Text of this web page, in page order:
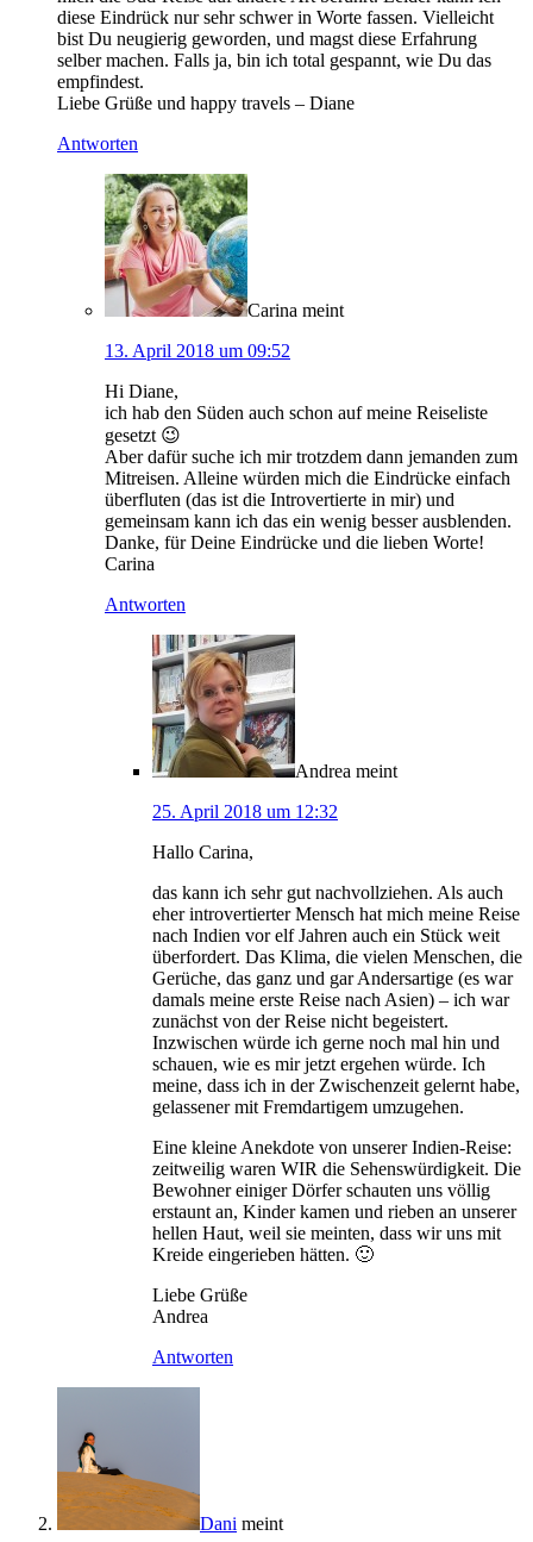
diese Eindrück nur sehr schwer in Worte fassen. Vielleicht
bist Du neugierig geworden, und magst diese Erfahrung
selber machen. Falls ja, bin ich total gespannt, wie Du das
empfindest.
Liebe Grüße und happy travels – Diane
Antworten
Carina meint
13. April 2018 um 09:52
Hi Diane,
ich hab den Süden auch schon auf meine Reiseliste
gesetzt 😉
Aber dafür suche ich mir trotzdem dann jemanden zum
Mitreisen. Alleine würden mich die Eindrücke einfach
überfluten (das ist die Introvertierte in mir) und
gemeinsam kann ich das ein wenig besser ausblenden.
Danke, für Deine Eindrücke und die lieben Worte!
Carina
Antworten
Andrea meint
25. April 2018 um 12:32
Hallo Carina,
das kann ich sehr gut nachvollziehen. Als auch
eher introvertierter Mensch hat mich meine Reise
nach Indien vor elf Jahren auch ein Stück weit
überfordert. Das Klima, die vielen Menschen, die
Gerüche, das ganz und gar Andersartige (es war
damals meine erste Reise nach Asien) – ich war
zunächst von der Reise nicht begeistert.
Inzwischen würde ich gerne noch mal hin und
schauen, wie es mir jetzt ergehen würde. Ich
meine, dass ich in der Zwischenzeit gelernt habe,
gelassener mit Fremdartigem umzugehen.
Eine kleine Anekdote von unserer Indien-Reise:
zeitweilig waren WIR die Sehenswürdigkeit. Die
Bewohner einiger Dörfer schauten uns völlig
erstaunt an, Kinder kamen und rieben an unserer
hellen Haut, weil sie meinten, dass wir uns mit
Kreide eingerieben hätten. 🙂
Liebe Grüße
Andrea
Antworten
Dani meint